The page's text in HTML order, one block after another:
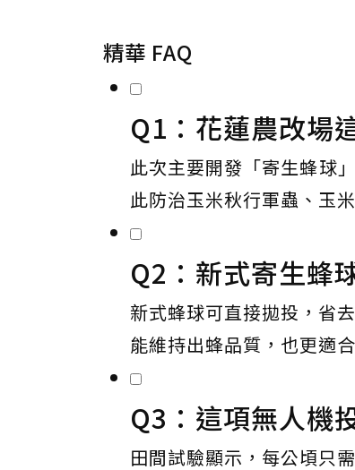
精華 FAQ
Q1：花蓮農改場
此次主要開發「寄生蜂球
此防治玉米秋行軍蟲、玉
Q2：新式寄生蜂
新式蜂球可直接拋投，省
能維持出蜂品質，也更適
Q3：這項無人機
田間試驗顯示，每公頃只